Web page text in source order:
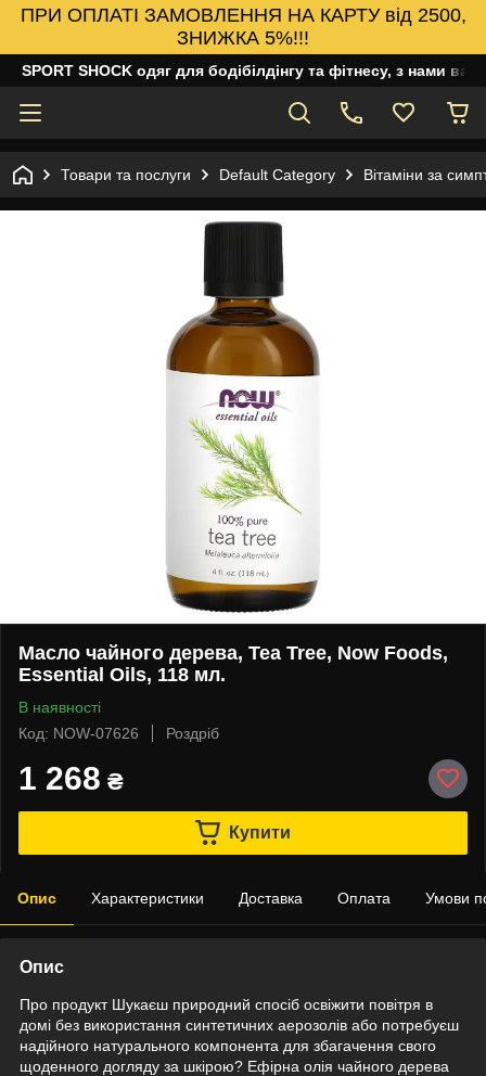
ПРИ ОПЛАТІ ЗАМОВЛЕННЯ НА КАРТУ від 2500,
ЗНИЖКА 5%!!!
SPORT SHOCK одяг для бодібілдінгу та фітнесу, з нами
Товари та послуги Default Category Вітаміни за
Масло чайного дерева, Tea Tree, Now Foods,
Essential Oils, 118 мл.
В наявності
Код: NOW-07626
Роздріб
1 268 ₴
Купити
Опис Характеристики Доставка Оплата Умови
Опис
Про продукт Шукаєш природний спосіб освіжити повітря в
домі без використання синтетичних аерозолів або потребуєш
надійного натурального компонента для збагачення свого
щоденного догляду за шкірою? Ефірна олія чайного дерева